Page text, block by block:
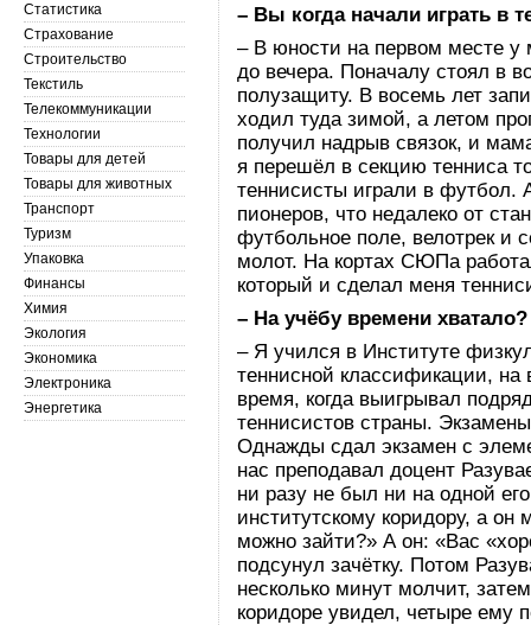
– Вы когда начали играть в
– В юности на первом месте у
до вечера. Поначалу стоял в
полузащиту. В восемь лет
ходил туда зимой, а летом
получил надрыв связок, и
я перешёл в секцию тенниса
теннисисты играли в
пионеров, что недалеко от
футбольное поле, велотрек и
молот. На кортах СЮПа
который и сделал меня
– На учёбу времени хватало?
– Я учился в Институте
теннисной классификации,
время, когда выигрывал
теннисистов страны.
Однажды сдал экзамен с
нас преподавал доцент
ни разу не был ни на одной
институтскому коридору, а он
можно зайти?» А он: «Вас
подсунул зачётку. Потом
несколько минут молчит,
коридоре увидел, четыре ему
Статистика
Страхование
Строительство
Текстиль
Телекоммуникации
Технологии
Товары для детей
Товары для животных
Транспорт
Туризм
Упаковка
Финансы
Химия
Экология
Экономика
Электроника
Энергетика